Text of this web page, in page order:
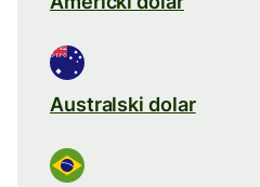
Australski dolar